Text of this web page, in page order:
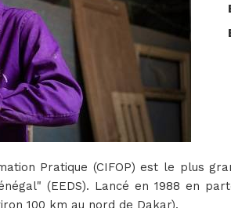
Pratique (CIFOP) est le plus
(EEDS). Lancé en 1988 en
100 km au nord de Dakar).